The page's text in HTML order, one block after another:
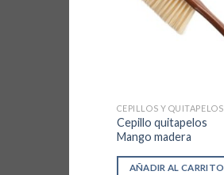
CEPILLOS Y QUITAPELOS
Cepillo quitapelos
Mango madera
AÑADIR AL CARRITO